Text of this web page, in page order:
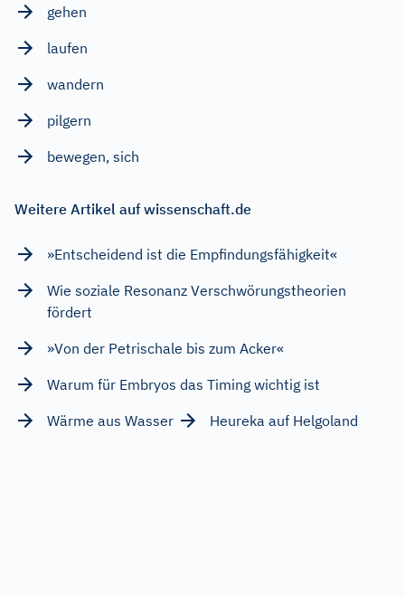
gehen
laufen
wandern
pilgern
bewegen, sich
Weitere Artikel auf wissenschaft.de
»Entscheidend ist die Empfindungsfähigkeit«
Wie soziale Resonanz Verschwörungstheorien
fördert
»Von der Petrischale bis zum Acker«
Warum für Embryos das Timing wichtig ist
Wärme aus Wasser
Heureka auf Helgoland